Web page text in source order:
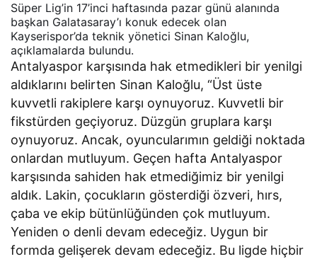
Süper Lig’in 17’inci haftasında pazar günü alanında
başkan Galatasaray’ı konuk edecek olan
Kayserispor’da teknik yönetici Sinan Kaloğlu,
açıklamalarda bulundu.
Antalyaspor karşısında hak etmedikleri bir yenilgi
aldıklarını belirten Sinan Kaloğlu, “Üst üste
kuvvetli rakiplere karşı oynuyoruz. Kuvvetli bir
fikstürden geçiyoruz. Düzgün gruplara karşı
oynuyoruz. Ancak, oyuncularımın geldiği noktada
onlardan mutluyum. Geçen hafta Antalyaspor
karşısında sahiden hak etmediğimiz bir yenilgi
aldık. Lakin, çocukların gösterdiği özveri, hırs,
çaba ve ekip bütünlüğünden çok mutluyum.
Yeniden o denli devam edeceğiz. Uygun bir
formda gelişerek devam edeceğiz. Bu ligde hiçbir